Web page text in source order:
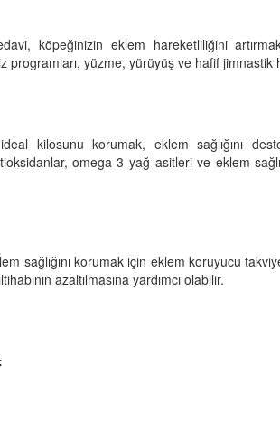
köpeğinizin eklem hareketliliğini
programları, yüzme, yürüyüş ve hafif jimnastik
kilosunu korumak, eklem sağlığını
omega-3 yağ asitleri ve eklem
sağlığını korumak için eklem koruyucu
azaltılmasına yardımcı olabilir.